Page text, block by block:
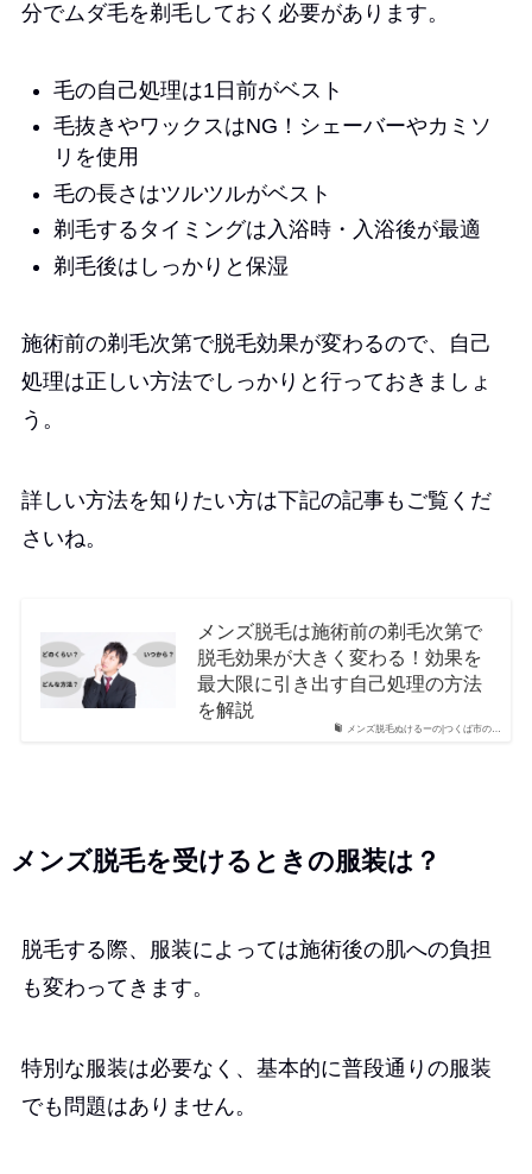
分でムダ毛を剃毛しておく必要があります。
毛の自己処理は1日前がベスト
毛抜きやワックスはNG！シェーバーやカミソ
リを使用
毛の長さはツルツルがベスト
剃毛するタイミングは入浴時・入浴後が最適
剃毛後はしっかりと保湿
施術前の剃毛次第で脱毛効果が変わるので、自己
処理は正しい方法でしっかりと行っておきましょ
う。
詳しい方法を知りたい方は下記の記事もご覧くだ
さいね。
メンズ脱毛ぬけるーの|つくば市の…
メンズ脱毛は施術前の剃毛次第で
脱毛効果が大きく変わる！効果を
最大限に引き出す自己処理の方法
を解説
メンズ脱毛を受けるときの服装は？
脱毛する際、服装によっては施術後の肌への負担
も変わってきます。
特別な服装は必要なく、基本的に普段通りの服装
でも問題はありません。